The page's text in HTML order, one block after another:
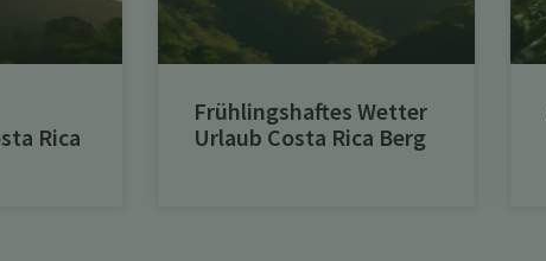
Rica
Frühlingshaftes Wetter
Urlaub Costa Rica Berg